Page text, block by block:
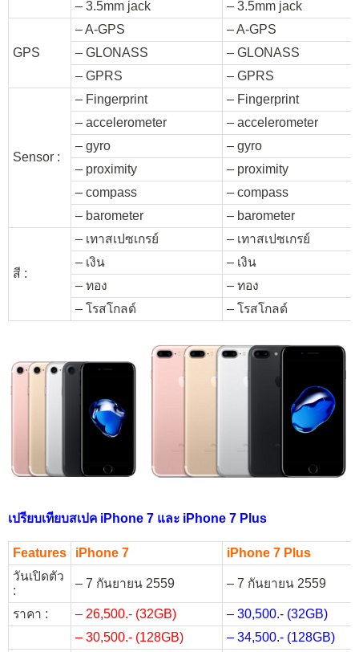
– 3.5mm jack
– 3.5mm jack
GPS
– A-GPS
– A-GPS
– GLONASS
– GLONASS
– GPRS
– GPRS
Sensor :
– Fingerprint
– Fingerprint
– accelerometer
– accelerometer
– gyro
– gyro
– proximity
– proximity
– compass
– compass
– barometer
– barometer
สี :
– เทาสเปซเกรย์
– เทาสเปซเกรย์
– เงิน
– เงิน
– ทอง
– ทอง
– โรสโกลด์
– โรสโกลด์
เปรียบเทียบสเปค iPhone 7 และ iPhone 7 Plus
Features iPhone 7
iPhone 7 Plus
วันเปิดตัว
:
– 7 กันยายน 2559 – 7 กันยายน 2559
ราคา : – 26,500.- (32GB)
– 30,500.- (32GB)
– 30,500.- (128GB)
– 34,500.- (128GB)